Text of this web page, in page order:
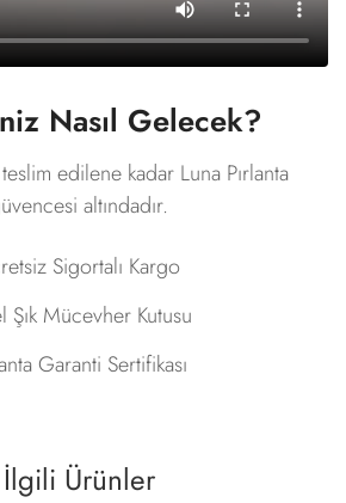
Nasıl Gelecek?
edilene kadar Luna Pırlanta
altındadır.
Sigortalı Kargo
Şık Mücevher Kutusu
Garanti Sertifikası
İlgili Ürünler